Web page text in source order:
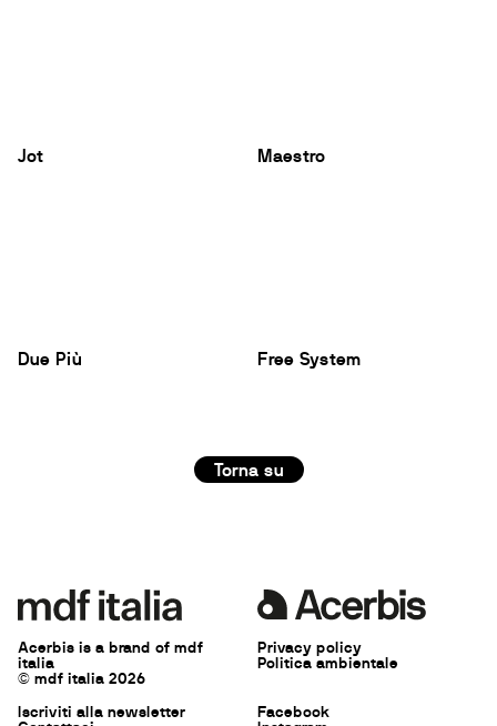
Jot Maestro
Due Più Free System
Torna su
Acerbis is a brand of mdf
italia
© mdf italia 2026
Privacy policy
Politica ambientale
Iscriviti alla newsletter
Facebook